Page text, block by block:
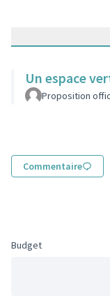
Un espace
Proposition
Commentaire
Budget